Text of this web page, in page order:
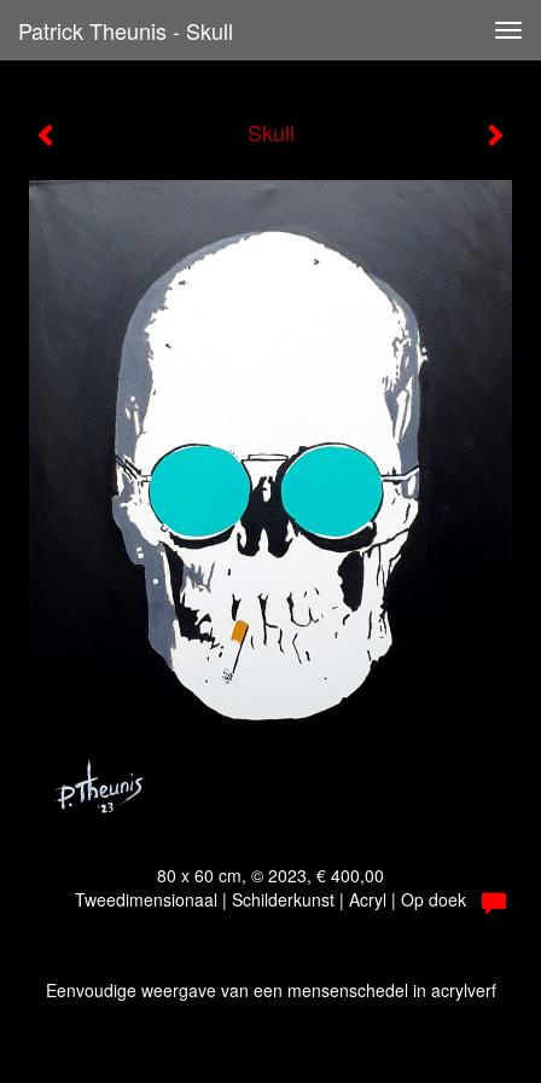
Patrick Theunis - Skull
Skull
80 x 60 cm, © 2023, € 400,00
Tweedimensionaal | Schilderkunst | Acryl | Op doek
Eenvoudige weergave van een mensenschedel in acrylverf